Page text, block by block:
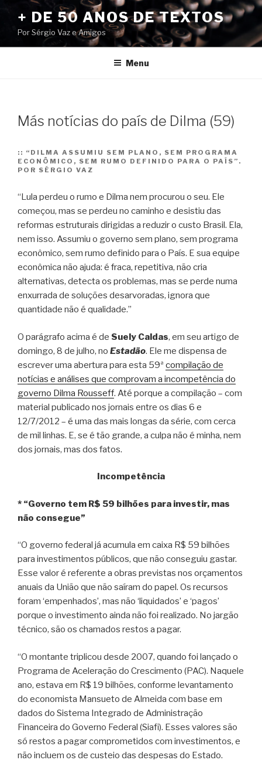
conteúdo
+ DE 50 ANOS DE TEXTOS
Por Sérgio Vaz e Amigos
Menu
Más notícias do país de Dilma (59)
:: “DILMA ASSUMIU SEM PLANO, SEM PROGRAMA
ECONÔMICO, SEM RUMO DEFINIDO PARA O PAÍS”.
POR SÉRGIO VAZ
“Lula perdeu o rumo e Dilma nem procurou o seu. Ele
começou, mas se perdeu no caminho e desistiu das
reformas estruturais dirigidas a reduzir o custo Brasil. Ela,
nem isso. Assumiu o governo sem plano, sem programa
econômico, sem rumo definido para o País. E sua equipe
econômica não ajuda: é fraca, repetitiva, não cria
alternativas, detecta os problemas, mas se perde numa
enxurrada de soluções desarvoradas, ignora que
quantidade não é qualidade.”
O parágrafo acima é de Suely Caldas, em seu artigo de
domingo, 8 de julho, no Estadão. Ele me dispensa de
escrever uma abertura para esta 59ª compilação de
notícias e análises que comprovam a incompetência do
governo Dilma Rousseff. Até porque a compilação – com
material publicado nos jornais entre os dias 6 e
12/7/2012 – é uma das mais longas da série, com cerca
de mil linhas. E, se é tão grande, a culpa não é minha, nem
dos jornais, mas dos fatos.
Incompetência
* “Governo tem R$ 59 bilhões para investir, mas
não consegue”
“O governo federal já acumula em caixa R$ 59 bilhões
para investimentos públicos, que não conseguiu gastar.
Esse valor é referente a obras previstas nos orçamentos
anuais da União que não saíram do papel. Os recursos
foram ‘empenhados’, mas não ‘liquidados’ e ‘pagos’
porque o investimento ainda não foi realizado. No jargão
técnico, são os chamados restos a pagar.
“O montante triplicou desde 2007, quando foi lançado o
Programa de Aceleração do Crescimento (PAC). Naquele
ano, estava em R$ 19 bilhões, conforme levantamento
do economista Mansueto de Almeida com base em
dados do Sistema Integrado de Administração
Financeira do Governo Federal (Siafi). Esses valores são
só restos a pagar comprometidos com investimentos, e
não incluem os de custeio das despesas do Estado.